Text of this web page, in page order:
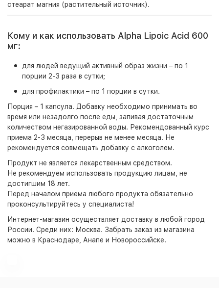
стеарат магния (растительный источник).
Кому и как использовать Alpha Lipoic Acid 600
мг:
для людей ведущий активный образ жизни – по 1
порции 2-3 раза в сутки;
для профилактики – по 1 порции в сутки.
Порция – 1 капсула. Добавку необходимо принимать во
время или незадолго после еды, запивая достаточным
количеством негазированной воды. Рекомендованный курс
приема 2-3 месяца, перерыв не менее месяца. Не
рекомендуется совмещать добавку с алкоголем.
Продукт не является лекарственным средством.
Не рекомендуем использовать продукцию лицам, не
достигшим 18 лет.
Перед началом приема любого продукта обязательно
проконсультируйтесь у специалиста!
Интернет-магазин осуществляет доставку в любой город
России. Среди них: Москва. Забрать заказ из магазина
можно в Краснодаре, Анапе и Новороссийске.